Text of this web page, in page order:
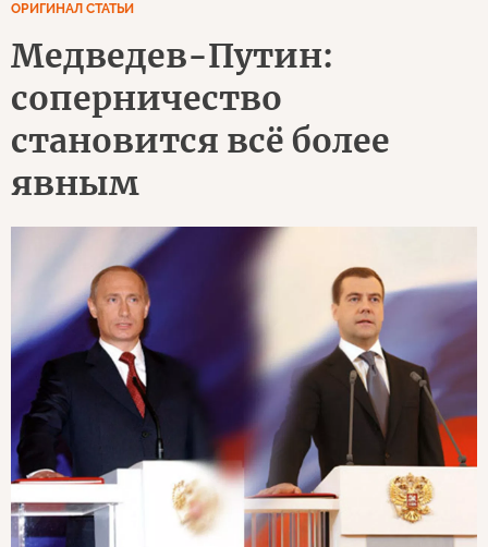
ОРИГИНАЛ СТАТЬИ
Медведев-Путин:
соперничество
становится всё более
явным